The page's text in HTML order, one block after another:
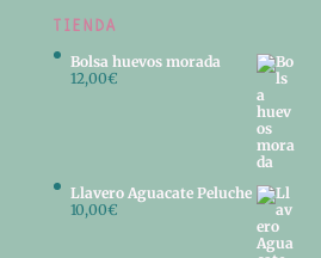
TIENDA
Bolsa huevos morada
12,00€
Llavero Aguacate Peluche
10,00€